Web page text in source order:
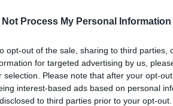
Not Process My Personal Information
opt-out of the sale, sharing to third parties,
for targeted advertising by us,
selection. Please note that after your opt-
interest-based ads based on personal
to third parties prior to your opt-